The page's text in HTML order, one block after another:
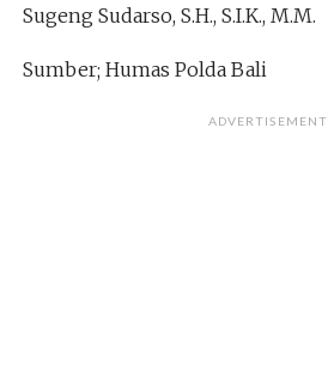
Sugeng Sudarso, S.H., S.I.K., M.M.
Sumber; Humas Polda Bali
ADVERTISEMENT